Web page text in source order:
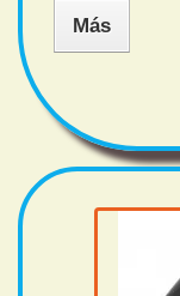
Más